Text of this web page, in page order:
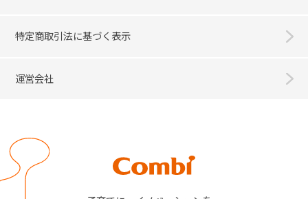
特定商取引法に基づく表示
運営会社